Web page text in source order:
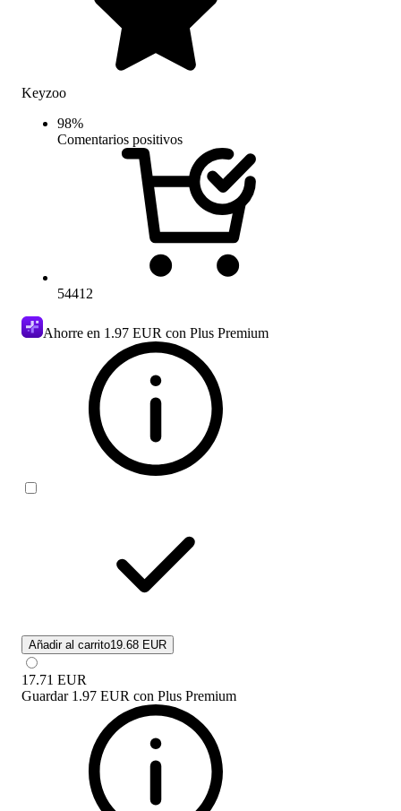
Keyzoo
98%
Comentarios positivos
54412
Ahorre en 1.97 EUR con Plus Premium
Añadir al carrito19.68 EUR
17.71 EUR
Guardar 1.97 EUR con Plus Premium